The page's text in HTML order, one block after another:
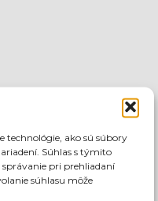
technológie, ako sú súbory
Súhlas s týmito
pri prehliadaní
súhlasu môže
v Holandsku
voľné